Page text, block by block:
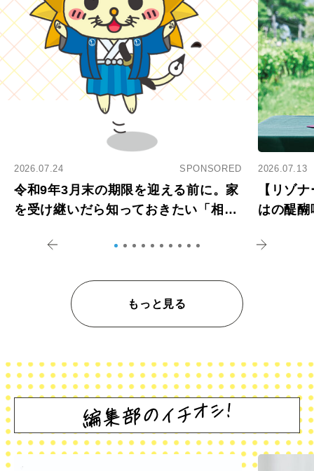
2026.07.24 SPONSORED
令和9年3月末の期限を迎える前に。家
を受け継いだら知っておきたい「相続
2026.07.13
【リゾ
はの醍
もっと見る